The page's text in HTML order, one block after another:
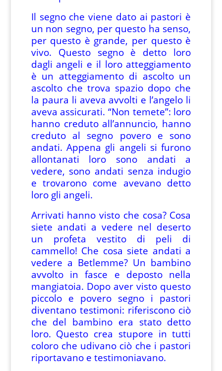
Il segno che viene dato ai pastori è
un non segno, per questo ha senso,
per questo è grande, per questo è
vivo. Questo segno è detto loro
dagli angeli e il loro atteggiamento
è un atteggiamento di ascolto un
ascolto che trova spazio dopo che
la paura li aveva avvolti e l’angelo li
aveva assicurati. “Non temete”: loro
hanno creduto all’annuncio, hanno
creduto al segno povero e sono
andati. Appena gli angeli si furono
allontanati loro sono andati a
vedere, sono andati senza indugio
e trovarono come avevano detto
loro gli angeli.
Arrivati hanno visto che cosa? Cosa
siete andati a vedere nel deserto
un profeta vestito di peli di
cammello! Che cosa siete andati a
vedere a Betlemme? Un bambino
avvolto in fasce e deposto nella
mangiatoia. Dopo aver visto questo
piccolo e povero segno i pastori
diventano testimoni: riferiscono ciò
che del bambino era stato detto
loro. Questo crea stupore in tutti
coloro che udivano ciò che i pastori
riportavano e testimoniavano.